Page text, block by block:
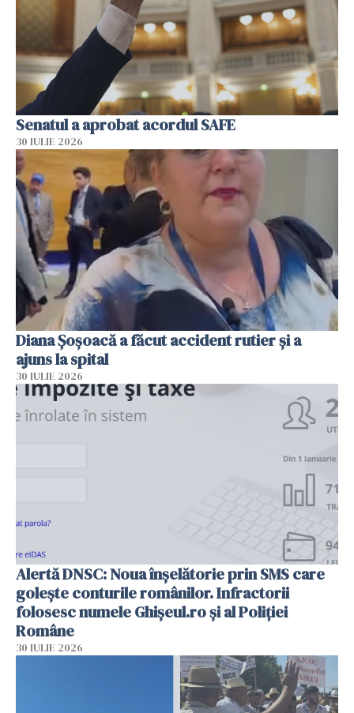
Senatul a aprobat acordul SAFE
30 IULIE 2026
Diana Șoșoacă a făcut accident rutier și a
ajuns la spital
30 IULIE 2026
Alertă DNSC: Noua înșelătorie prin SMS care
golește conturile românilor. Infractorii
folosesc numele Ghișeul.ro și al Poliției
Române
30 IULIE 2026